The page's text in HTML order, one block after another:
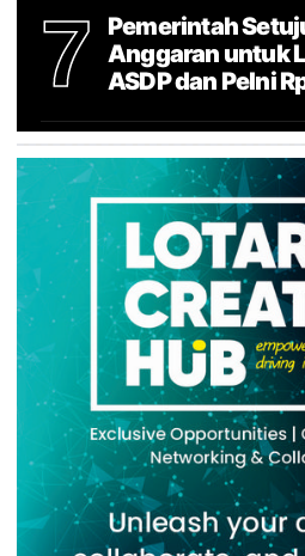
7
Pemerintah
Anggaran untuk
ASDP dan Pelni